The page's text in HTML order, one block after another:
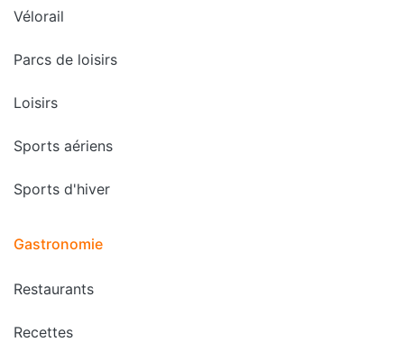
Vélorail
Parcs de loisirs
Loisirs
Sports aériens
Sports d'hiver
Gastronomie
Restaurants
Recettes